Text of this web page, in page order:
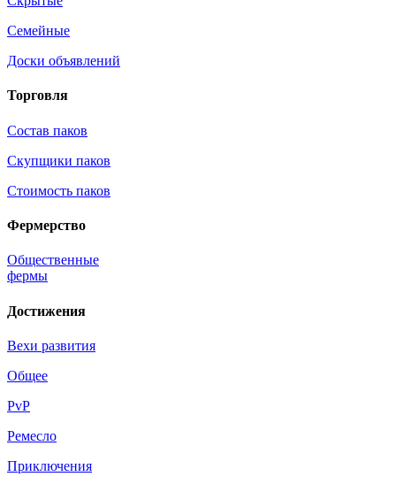
Семейные
Доски объявлений
Торговля
Состав паков
Скупщики паков
Стоимость паков
Фермерство
Общественные
фермы
Достижения
Вехи развития
Общее
PvP
Ремесло
Приключения